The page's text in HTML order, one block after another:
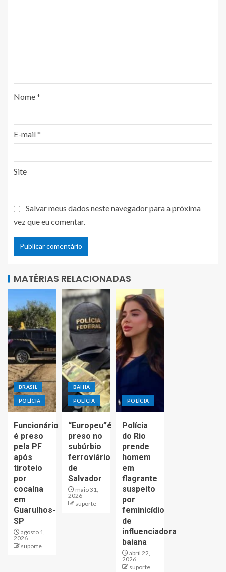
Nome*
E-mail*
Site
Salvar meus dados neste navegador para a próxima
vez que eu comentar.
MATÉRIAS RELACIONADAS
BRASIL
POLÍCIA
Funcionário
é preso
pela PF
após
tiroteio
por
cocaína
em
Guarulhos-
SP
agosto 1,
2026
suporte
BAHIA
POLÍCIA
“Europeu”é
preso no
subúrbio
ferroviário
de
Salvador
maio 31,
2026
suporte
POLÍCIA
Polícia
do Rio
prende
homem
em
flagrante
suspeito
por
feminicídio
de
influenciadora
baiana
abril 22,
2026
suporte